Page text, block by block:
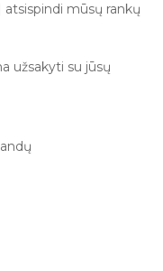
mūsų rankų
užsakyti su jūsų